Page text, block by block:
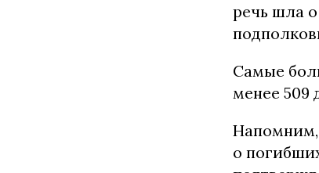
речь шла
Самые
менее 509
Напомним,
о